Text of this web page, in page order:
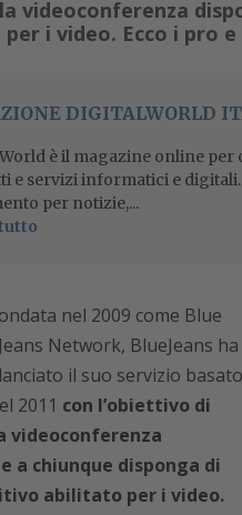
videoconferenza
i video. Ecco i pro
DIGITALWORLD
è il magazine online per
e servizi informatici e
per notizie,...
ondata nel 2009 come Blue
Jeans Network, BlueJeans ha
lanciato il suo servizio basato
2011 con l’obiettivo di
videoconferenza
a chiunque disponga di
abilitato per i video.